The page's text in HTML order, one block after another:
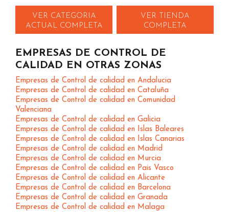
VER CATEGORIA
ACTUAL COMPLETA
VER TIENDA
COMPLETA
EMPRESAS DE CONTROL DE
CALIDAD EN OTRAS ZONAS
Empresas de Control de calidad en Andalucia
Empresas de Control de calidad en Cataluña
Empresas de Control de calidad en Comunidad
Valenciana
Empresas de Control de calidad en Galicia
Empresas de Control de calidad en Islas Baleares
Empresas de Control de calidad en Islas Canarias
Empresas de Control de calidad en Madrid
Empresas de Control de calidad en Murcia
Empresas de Control de calidad en Pais Vasco
Empresas de Control de calidad en Alicante
Empresas de Control de calidad en Barcelona
Empresas de Control de calidad en Granada
Empresas de Control de calidad en Malaga